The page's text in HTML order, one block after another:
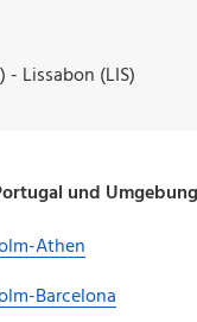
- Lissabon (LIS)
und
Athen
Barcelona